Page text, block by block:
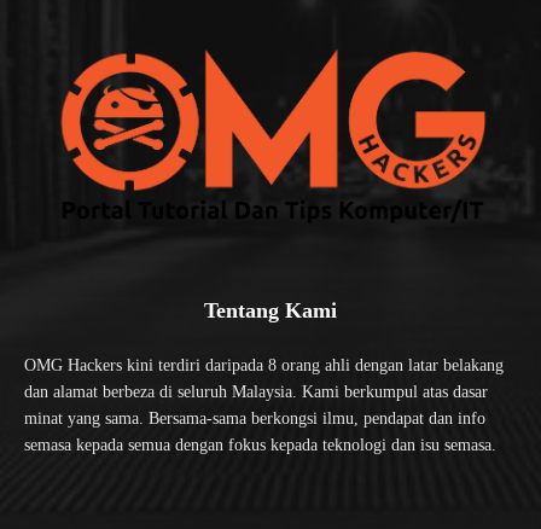
Tentang Kami
OMG Hackers kini terdiri daripada 8 orang ahli dengan latar belakang
dan alamat berbeza di seluruh Malaysia. Kami berkumpul atas dasar
minat yang sama. Bersama-sama berkongsi ilmu, pendapat dan info
semasa kepada semua dengan fokus kepada teknologi dan isu semasa.